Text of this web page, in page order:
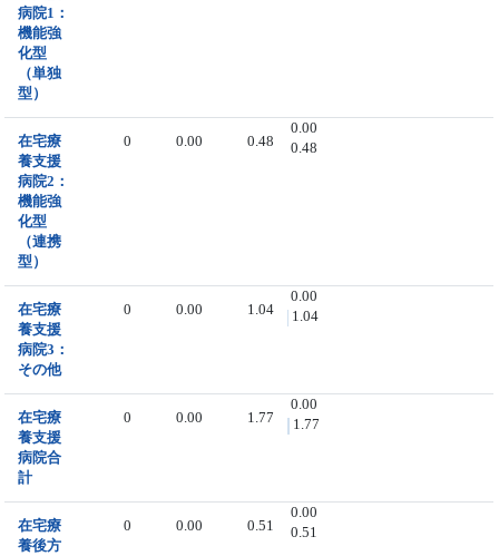
病院1：
機能強
化型
（単独
型）
在宅療
養支援
病院2：
機能強
化型
（連携
型）
0 0.00 0.48
0.00
0.48
在宅療
養支援
病院3：
その他
0 0.00 1.04
0.00
1.04
在宅療
養支援
病院合
計
0 0.00 1.77
0.00
1.77
在宅療
養後方
0 0.00 0.51
0.00
0.51